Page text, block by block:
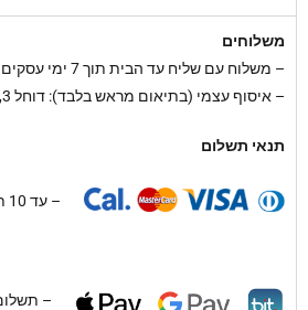
משלוחים
– משלוח עם שליח עד הבית תוך 7 ימי עסקים - 39 ש"ח
– איסוף עצמי (בתיאום מראש בלבד): דוחל 3, בת-חפר – ללא עלות
תנאי תשלום
– עד 10 תשלומים בכרטיס אשראי
–